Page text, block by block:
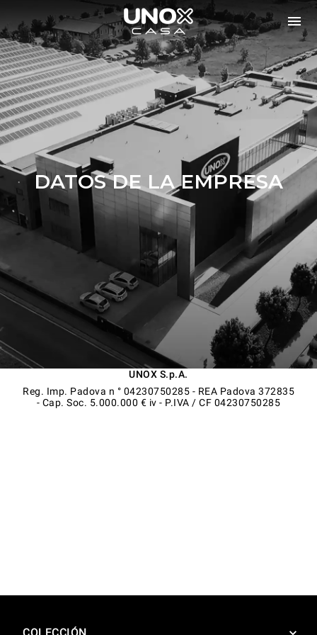
DATOS DE LA EMPRESA
UNOX S.p.A.
Reg. Imp. Padova n ° 04230750285 - REA Padova 372835
- Cap. Soc. 5.000.000 € iv - P.IVA / CF 04230750285